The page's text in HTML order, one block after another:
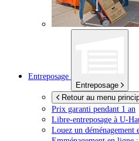
Entreposage
Entreposage
Retour au menu
Prix garanti pendant 1 an
Libre-entreposage à U-
Louez un déménagement